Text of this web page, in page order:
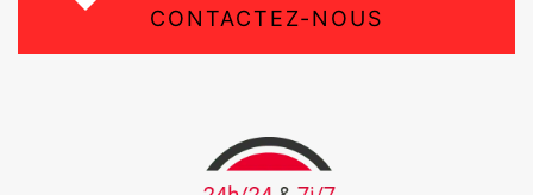
CONTACTEZ-NOUS